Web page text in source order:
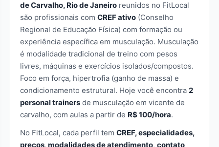
de Carvalho, Rio de Janeiro reunidos no FitLocal
são profissionais com CREF ativo (Conselho
Regional de Educação Física) com formação ou
experiência específica em musculação. Musculação
é modalidade tradicional de treino com pesos
livres, máquinas e exercícios isolados/compostos.
Foco em força, hipertrofia (ganho de massa) e
condicionamento estrutural. Hoje você encontra 2
personal trainers de musculação em vicente de
carvalho, com aulas a partir de R$ 100/hora.
No FitLocal, cada perfil tem CREF, especialidades,
preços, modalidades de atendimento, contato